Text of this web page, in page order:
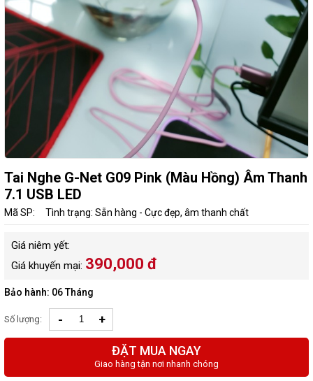
Tai Nghe G-Net G09 Pink (Màu Hồng) Âm Thanh
7.1 USB LED
Mã SP: Tình trạng: Sẵn hàng - Cực đẹp, âm thanh chất
Giá niêm yết:
Giá khuyến mại: 390,000 đ
Bảo hành: 06 Tháng
Số lượng: - +
ĐẶT MUA NGAY
Giao hàng tận nơi nhanh chóng